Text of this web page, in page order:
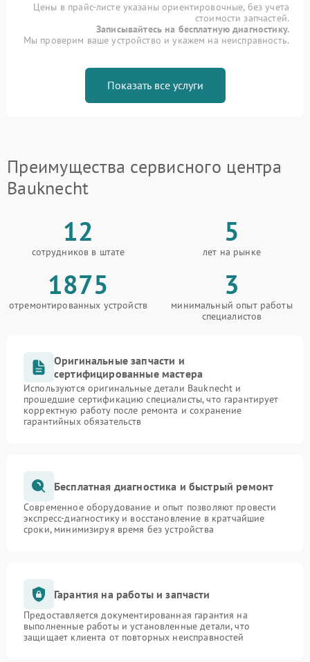
Цены в прайс-листе указаны ориентировочные, без учета
стоимости запчастей.
Записывайтесь на бесплатную диагностику.
Мы проверим ваше устройство и укажем на неисправность.
Показать все услуги
Преимущества сервисного центра
Bauknecht
12
сотрудников в штате
5
лет на рынке
1875
отремонтированных устройств
3
минимальный опыт работы
специалистов
Оригинальные запчасти и
сертифицированные мастера
Используются оригинальные детали Bauknecht и
прошедшие сертификацию специалисты, что гарантирует
корректную работу после ремонта и сохранение
гарантийных обязательств
Бесплатная диагностика и быстрый ремонт
Современное оборудование и опыт позволяют провести
экспресс-диагностику и восстановление в кратчайшие
сроки, минимизируя время без устройства
Гарантия на работы и запчасти
Предоставляется документированная гарантия на
выполненные работы и установленные детали, что
защищает клиента от повторных неисправностей